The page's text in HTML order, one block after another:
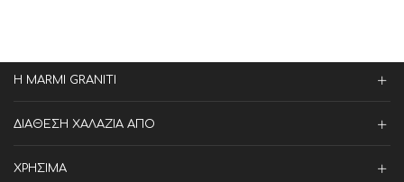
Η MARMI GRANITI
ΔΙΑΘΕΣΗ ΧΑΛΑΖΙΑ ΑΠΟ
ΧΡΗΣΙΜΑ